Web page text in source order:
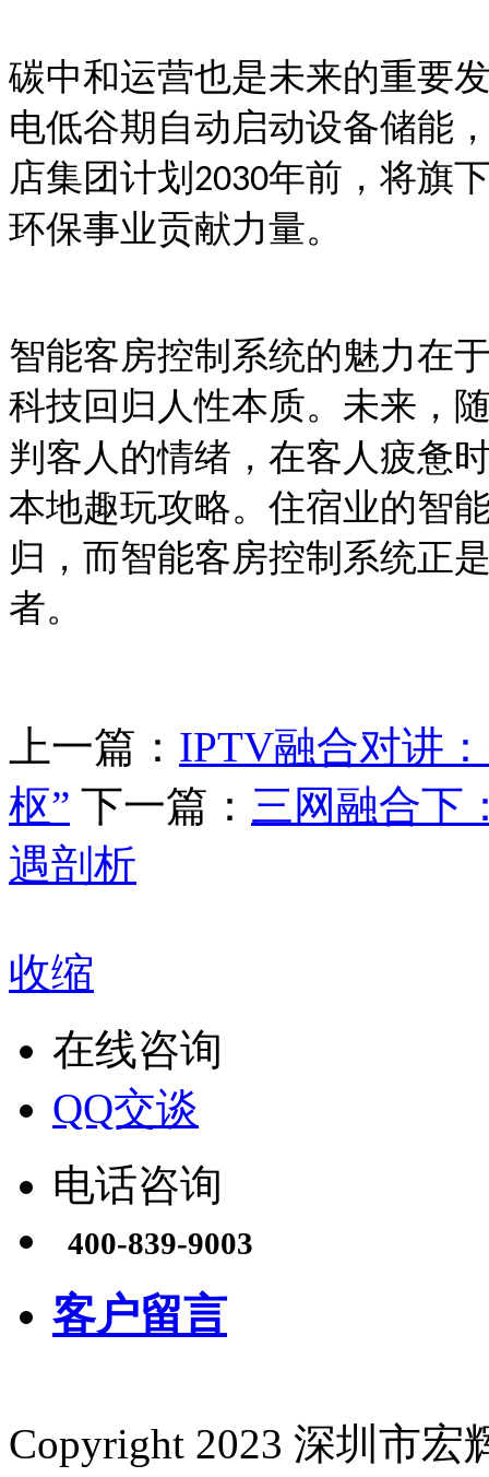
碳中和运营也是未来的重要
电低谷期自动启动设备储能
店集团计划 2030年前，将旗
环保事业贡献力量。
智能客房控制系统的魅力在
科技回归人性本质。未来，
判客人的情绪，在客人疲惫
本地趣玩攻略。住宿业的智
归，而智能客房控制系统正
者。
上一篇： IPTV融合对讲
枢” 下一篇： 三网融合下
遇剖析
收缩
在线咨询
QQ交谈
电话咨询
400-839-9003
客户留言
Copyright 2023 深圳市